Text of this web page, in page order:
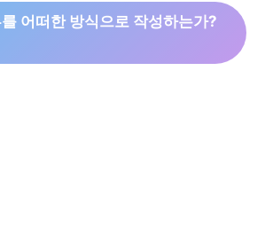
어떠한 방식으로 작성하는가?